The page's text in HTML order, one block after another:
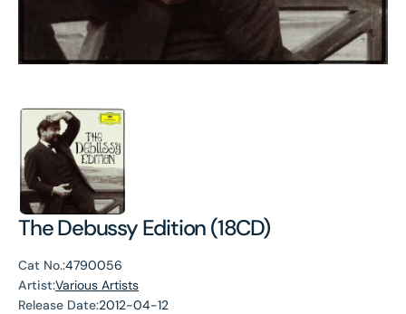
The Debussy Edition (18CD)
Cat No.:4790056
Artist:Various Artists
Release Date:2012-04-12